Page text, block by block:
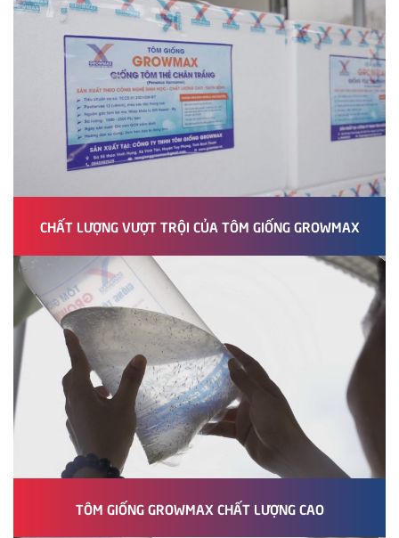
CHẤT LƯỢNG VƯỢT TRỘI CỦA TÔM GIỐNG GROWMAX
TÔM GIỐNG GROWMAX CHẤT LƯỢNG CAO